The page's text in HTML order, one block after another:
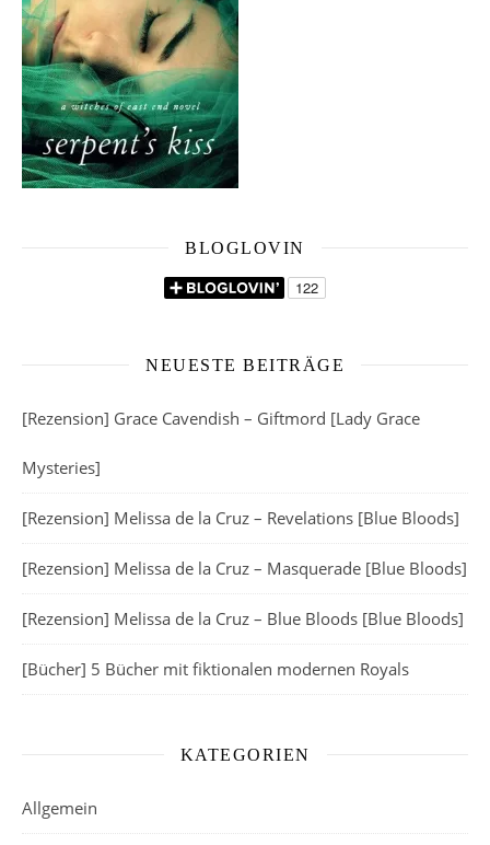
BLOGLOVIN
NEUESTE BEITRÄGE
[Rezension] Grace Cavendish – Giftmord [Lady Grace
Mysteries]
[Rezension] Melissa de la Cruz – Revelations [Blue Bloods]
[Rezension] Melissa de la Cruz – Masquerade [Blue Bloods]
[Rezension] Melissa de la Cruz – Blue Bloods [Blue Bloods]
[Bücher] 5 Bücher mit fiktionalen modernen Royals
KATEGORIEN
Allgemein